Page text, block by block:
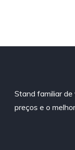
Stand familiar de
preços e o